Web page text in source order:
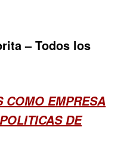
– Todos los
COMO EMPRESA
DE